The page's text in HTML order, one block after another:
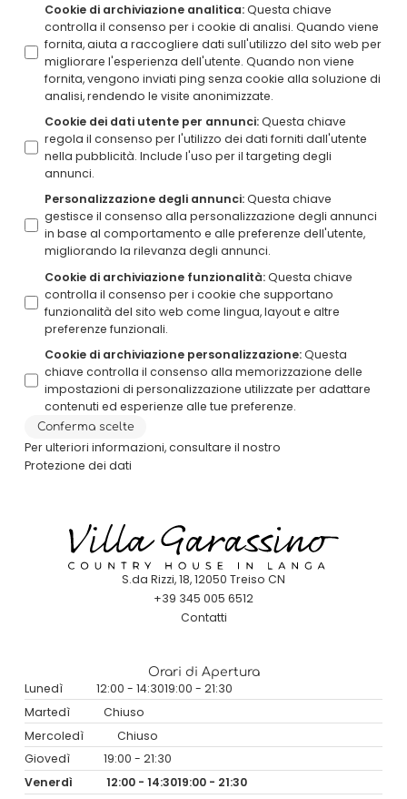
Cookie di archiviazione analitica:Questa chiave
controlla il consenso per i cookie di analisi. Quando viene
fornita, aiuta a raccogliere dati sull'utilizzo del sito web per
migliorare l'esperienza dell'utente. Quando non viene
fornita, vengono inviati ping senza cookie alla soluzione di
analisi, rendendo le visite anonimizzate.
Cookie dei dati utente per annunci:Questa chiave
regola il consenso per l'utilizzo dei dati forniti dall'utente
nella pubblicità. Include l'uso per il targeting degli
annunci.
Personalizzazione degli annunci:Questa chiave
gestisce il consenso alla personalizzazione degli annunci
in base al comportamento e alle preferenze dell'utente,
migliorando la rilevanza degli annunci.
Cookie di archiviazione funzionalità:Questa chiave
controlla il consenso per i cookie che supportano
funzionalità del sito web come lingua, layout e altre
preferenze funzionali.
Cookie di archiviazione personalizzazione:Questa
chiave controlla il consenso alla memorizzazione delle
impostazioni di personalizzazione utilizzate per adattare
contenuti ed esperienze alle tue preferenze.
Conferma scelte
Per ulteriori informazioni, consultare il nostro
Protezione dei dati
S.da Rizzi, 18, 12050 Treiso CN
+39 345 005 6512
Contatti
Orari di Apertura
Lunedì 12:00 - 14:3019:00 - 21:30
Martedì
Chiuso
Mercoledì
Chiuso
Giovedì
19:00 - 21:30
Venerdì
12:00 - 14:3019:00 - 21:30